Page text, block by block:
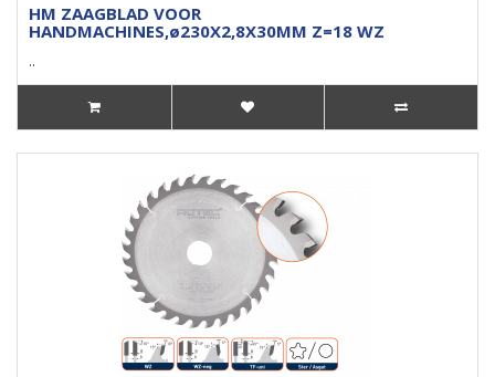
HM ZAAGBLAD VOOR
HANDMACHINES,ø230X2,8X30MM Z=18 WZ
..